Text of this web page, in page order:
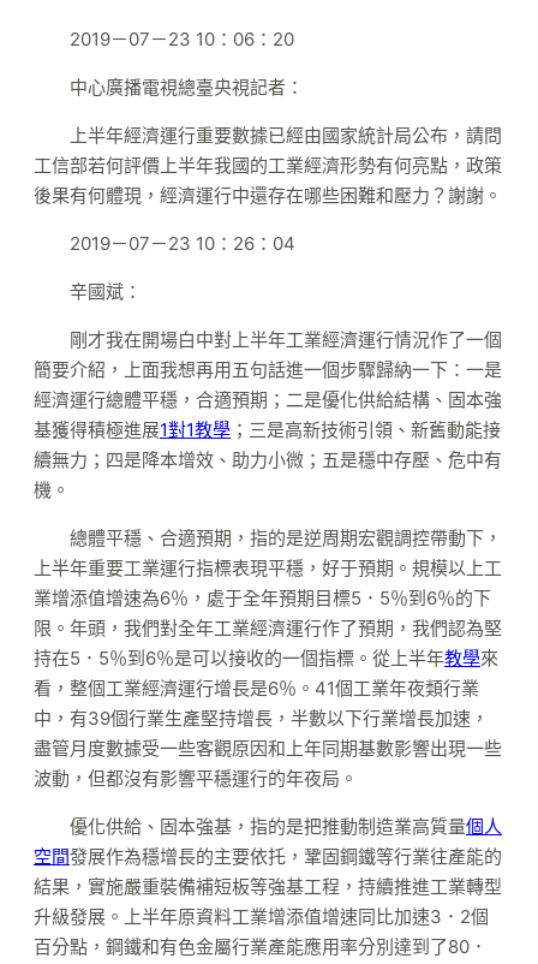
2019－07－23 10：06：20
中心廣播電視總臺央視記者：
上半年經濟運行重要數據已經由國家統計局公布，請問
工信部若何評價上半年我國的工業經濟形勢有何亮點，政策
後果有何體現，經濟運行中還存在哪些困難和壓力？謝謝。
2019－07－23 10：26：04
辛國斌：
剛才我在開場白中對上半年工業經濟運行情況作了一個
簡要介紹，上面我想再用五句話進一個步驟歸納一下：一是
經濟運行總體平穩，合適預期；二是優化供給結構、固本強
基獲得積極進展1對1教學 ；三是高新技術引領、新舊動能接
續無力；四是降本增效、助力小微；五是穩中存壓、危中有
機。
總體平穩、合適預期，指的是逆周期宏觀調控帶動下，
上半年重要工業運行指標表現平穩，好于預期。規模以上工
業增添值增速為6％，處于全年預期目標5．5％到6％的下
限。年頭，我們對全年工業經濟運行作了預期，我們認為堅
持在5．5％到6％是可以接收的一個指標。從上半年教學來
看，整個工業經濟運行增長是6％。41個工業年夜類行業
中，有39個行業生產堅持增長，半數以下行業增長加速，
盡管月度數據受一些客觀原因和上年同期基數影響出現一些
波動，但都沒有影響平穩運行的年夜局。
優化供給、固本強基，指的是把推動制造業高質量個人
空間發展作為穩增長的主要依托，鞏固鋼鐵等行業往產能的
結果，實施嚴重裝備補短板等強基工程，持續推進工業轉型
升級發展。上半年原資料工業增添值增速同比加速3．2個
百分點，鋼鐵和有色金屬行業產能應用率分別達到了80．